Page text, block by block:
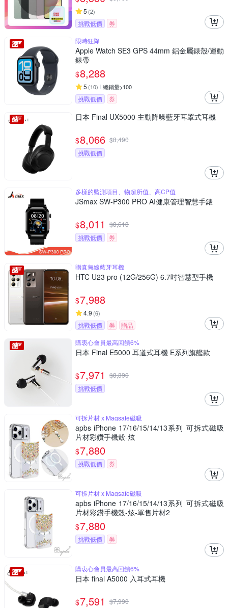
5 (2)
挑戰低價
券
限時狂降
Apple Watch SE3 GPS 44mm 鋁金屬錶殼/運動
錶帶
$8,288
5 (10) 總銷量>100
挑戰低價 券
日本 Final UX5000 主動降噪藍牙耳罩式耳機
$8,066 $8,490
挑戰低價
多樣的監測項目、物超所值、高CP值
JSmax SW-P300 PRO AI健康管理智慧手錶
$8,011 $8,613
挑戰低價
券
贈真無線藍牙耳機
HTC U23 pro (12G/256G) 6.7吋智慧型手機
$7,988
4.9 (6)
挑戰低價 券
贈品
購衷心會員最高回饋6%
日本 Final E5000 耳道式耳機 E系列旗艦款
$7,971 $8,390
挑戰低價
可拆片材 x Magsafe磁吸
apbs iPhone 17/16/15/14/13系列 可拆式磁吸
片材彩鑽手機殼-炫
$7,880
挑戰低價 券
可拆片材 x Magsafe磁吸
apbs iPhone 17/16/15/14/13系列 可拆式磁吸
片材彩鑽手機殼-炫-單售片材2
$7,880
挑戰低價 券
購衷心會員最高回饋6%
日本 final A5000 入耳式耳機
$7,591 $7,990